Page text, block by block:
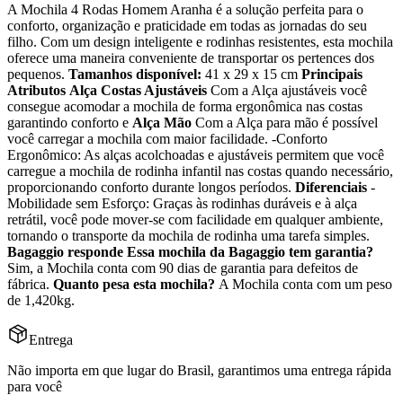
A Mochila 4 Rodas Homem Aranha é a solução perfeita para o
conforto, organização e praticidade em todas as jornadas do seu
filho. Com um design inteligente e rodinhas resistentes, esta mochila
oferece uma maneira conveniente de transportar os pertences dos
pequenos. Tamanhos disponível: 41 x 29 x 15 cm Principais
Atributos Alça Costas Ajustáveis Com a Alça ajustáveis você
consegue acomodar a mochila de forma ergonômica nas costas
garantindo conforto e Alça Mão Com a Alça para mão é possível
você carregar a mochila com maior facilidade. -Conforto
Ergonômico: As alças acolchoadas e ajustáveis permitem que você
carregue a mochila de rodinha infantil nas costas quando necessário,
proporcionando conforto durante longos períodos. Diferenciais -
Mobilidade sem Esforço: Graças às rodinhas duráveis e à alça
retrátil, você pode mover-se com facilidade em qualquer ambiente,
tornando o transporte da mochila de rodinha uma tarefa simples.
Bagaggio responde Essa mochila da Bagaggio tem garantia?
Sim, a Mochila conta com 90 dias de garantia para defeitos de
fábrica. Quanto pesa esta mochila? A Mochila conta com um peso
de 1,420kg.
Entrega
Não importa em que lugar do Brasil, garantimos uma entrega rápida
para você